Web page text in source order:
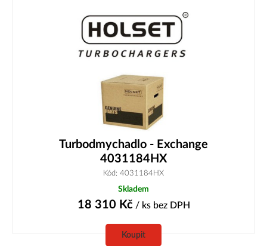
Turbodmychadlo - Exchange
4031184HX
Kód: 4031184HX
Skladem
18 310 Kč/ ks bez DPH
Koupit